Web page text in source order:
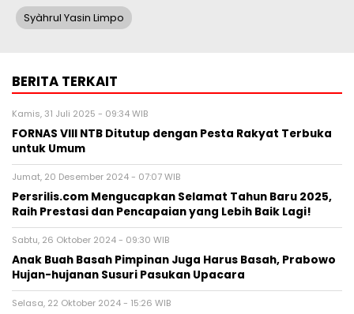
Syàhrul Yasin Limpo
BERITA TERKAIT
Kamis, 31 Juli 2025 - 09:34 WIB
FORNAS VIII NTB Ditutup dengan Pesta Rakyat Terbuka
untuk Umum
Jumat, 20 Desember 2024 - 07:07 WIB
Persrilis.com Mengucapkan Selamat Tahun Baru 2025,
Raih Prestasi dan Pencapaian yang Lebih Baik Lagi!
Sabtu, 26 Oktober 2024 - 09:30 WIB
Anak Buah Basah Pimpinan Juga Harus Basah, Prabowo
Hujan-hujanan Susuri Pasukan Upacara
Selasa, 22 Oktober 2024 - 15:26 WIB